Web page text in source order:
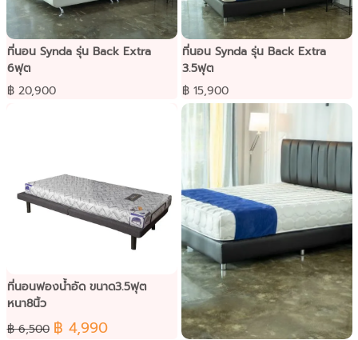
ที่นอน Synda รุ่น Back Extra
6ฟุต
฿ 20,900
ที่นอน Synda รุ่น Back Extra
3.5ฟุต
฿ 15,900
ที่นอนฟองน้ำอัด ขนาด3.5ฟุต
หนา8นิ้ว
฿ 6,500 ฿ 4,990